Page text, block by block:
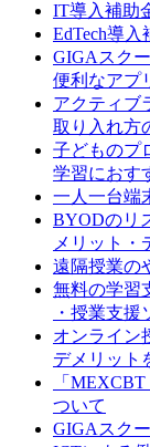
IT導入補助
EdTech導入
GIGAスク
便利なアプ
アクティブ
取り入れ方
子どものプ
学習におす
一人一台端
BYODのリ
メリット・
遠隔授業の
無料の学習
・授業支援
オンライン
デメリット
「
ついて
GIGAスク